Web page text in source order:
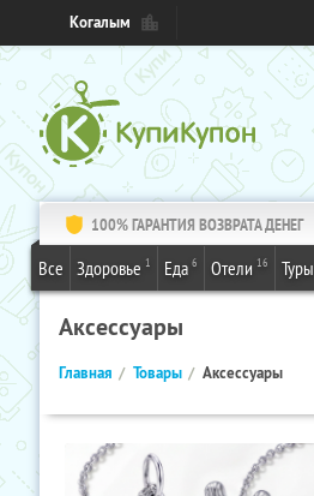
Когалым
100% ГАРАНТИЯ ВОЗВРАТА ДЕНЕГ
Все Здоровье 1 Еда 6 Отели 16 Туры
Аксессуары
Главная Товары Аксессуары